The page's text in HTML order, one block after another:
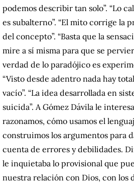
podemos describir tan solo”. “Lo
es subalterno”. “El mito corrige la
del concepto”. “Basta que la
mire a sí misma para que se
verdad de lo paradójico es
“Visto desde adentro nada hay
vacío”. “La idea desarrollada en
suicida”. A Gómez Dávila le
razonamos, cómo usamos el
construimos los argumentos para
cuenta de errores y debilidades.
le inquietaba lo provisional que
nuestra relación con Dios, con los